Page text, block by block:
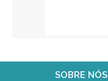
SOBRE NÓS